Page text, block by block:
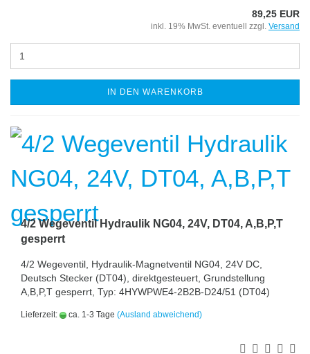
89,25 EUR
inkl. 19% MwSt. eventuell zzgl. Versand
IN DEN WARENKORB
4/2 Wegeventil Hydraulik NG04, 24V, DT04, A,B,P,T
gesperrt
4/2 Wegeventil, Hydraulik-Magnetventil NG04, 24V DC,
Deutsch Stecker (DT04), direktgesteuert, Grundstellung
A,B,P,T gesperrt, Typ: 4HYWPWE4-2B2B-D24/51 (DT04)
Lieferzeit: ca. 1-3 Tage (Ausland abweichend)